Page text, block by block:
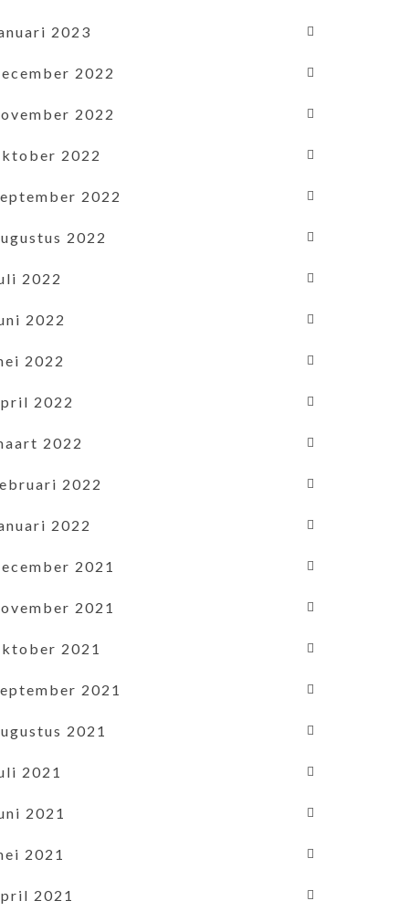
2023
2022
2022
2022
2022
2022
2022
2022
2022
2022
2022
2022
2022
2021
2021
2021
2021
2021
2021
2021
2021
2021